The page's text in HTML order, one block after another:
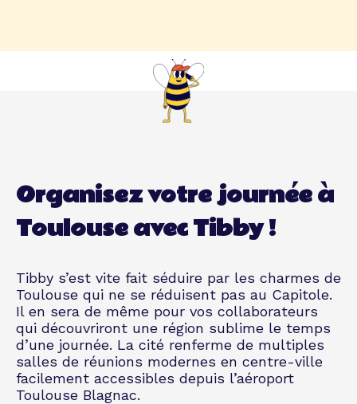
Organisez votre journée à
Toulouse avec Tibby !
Tibby s’est vite fait séduire par les charmes de
Toulouse qui ne se réduisent pas au Capitole.
Il en sera de même pour vos collaborateurs
qui découvriront une région sublime le temps
d’une journée. La cité renferme de multiples
salles de réunions modernes en centre-ville
facilement accessibles depuis l’aéroport
Toulouse Blagnac.